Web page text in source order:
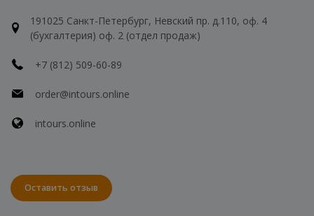
191025 Санкт-Петербург, Невский пр. д.110, оф. 4
(бухгалтерия) оф. 2 (отдел продаж)
+7 (812) 509-60-89
order@intours.online
intours.online
Оставить отзыв